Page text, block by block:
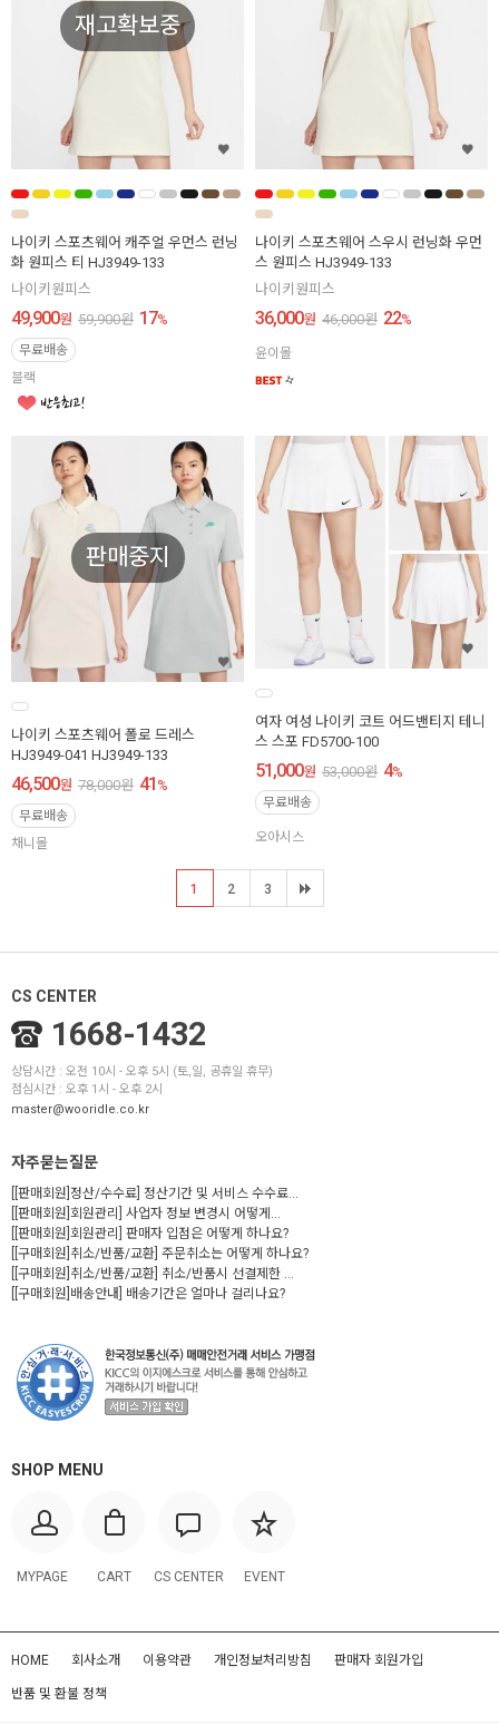
재고확보중
나이키 스포츠웨어 캐주얼 우먼스 런닝
화 원피스 티 HJ3949-133
나이키원피스
49,900원 59,900원 17%
무료배송
블랙
나이키 스포츠웨어 스우시 런닝화 우먼
스 원피스 HJ3949-133
나이키원피스
36,000원 46,000원 22%
윤이몰
판매중지
나이키 스포츠웨어 폴로 드레스
HJ3949-041 HJ3949-133
46,500원 78,000원 41 %
무료배송
채니몰
여자 여성 나이키 코트 어드밴티지 테니
스 스포 FD5700-100
51,000원 53,000원 4%
무료배송
오아시스
1 2 3
CS CENTER
1668-1432
상담시간 : 오전 10시 - 오후 5시 (토,일, 공휴일 휴무)
점심시간 : 오후 1시 - 오후 2시
master@wooridle.co.kr
자주묻는질문
[[판매회원]정산/수수료] 정산기간 및 서비스 수수료...
[[판매회원]회원관리] 사업자 정보 변경시 어떻게...
[[판매회원]회원관리] 판매자 입점은 어떻게 하나요?
[[구매회원]취소/반품/교환] 주문취소는 어떻게 하나요?
[[구매회원]취소/반품/교환] 취소/반품시 선결제한 ...
[[구매회원]배송안내] 배송기간은 얼마나 걸리나요?
SHOP MENU
MYPAGE CART CS CENTER EVENT
HOME 회사소개 이용약관 개인정보처리방침 판매자 회원가입
반품 및 환불 정책